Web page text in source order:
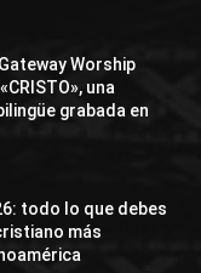
Worship
una
grabada en
todo lo que debes
más